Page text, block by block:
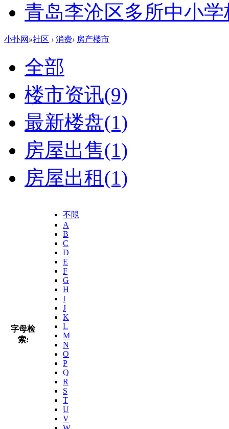
青岛李沧区多所中小
小扑网 »社区 › 消费› 房产楼市
全部
楼市资讯(9)
最新楼盘(1)
房屋出售(1)
房屋出租(1)
字母检
索:
不限
A
B
C
D
E
F
G
H
I
J
K
L
M
N
O
P
Q
R
S
T
U
V